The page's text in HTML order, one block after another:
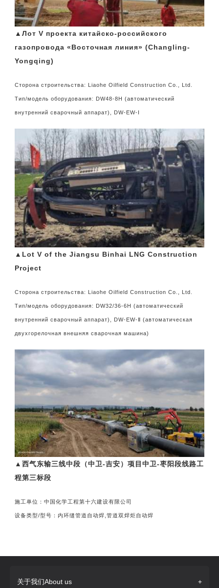
▲Лот V проекта китайско-российского
газопровода «Восточная линия» (Changling-
Yongqing)
Сторона строительства: Liaohe Oilfield Construction Co., Ltd.
Тип/модель оборудования: DW48-8H (автоматический
внутренний сварочный аппарат), DW-EW-I
▲Lot V of the Jiangsu Binhai LNG Construction
Project
Сторона строительства: Liaohe Oilfield Construction Co., Ltd.
Тип/модель оборудования: DW32/36-6H (автоматический
внутренний сварочный аппарат), DW-EW-Ⅱ (автоматическая
двухгорелочная внешняя сварочная машина)
▲西气东输三线中段（中卫-吉安）项目中卫-枣阳段线路工
程第三标段
施工单位：中国化学工程第十六建设有限公司
设备类型/型号：内环缝管道自动焊,管道双焊炬自动焊
关于我们About us +